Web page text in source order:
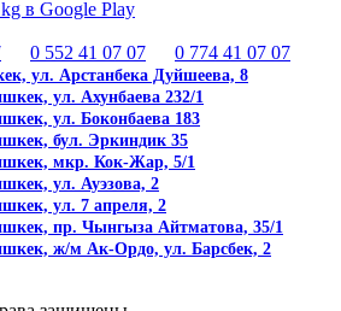
0 552 41 07 07
0 774 41 07 07
​ул. Арстанбека Дуйшеева, 8
ул. Ахунбаева 232/1
ул. Боконбаева 183
бул. Эркиндик 35
​​мкр. Кок-Жар, 5/1
ул. Ауэзова, 2
ул. 7 апреля, 2
пр. Чынгыза Айтматова, 35/1
ж/м Ак-Ордо, ​ул. Барсбек, 2​